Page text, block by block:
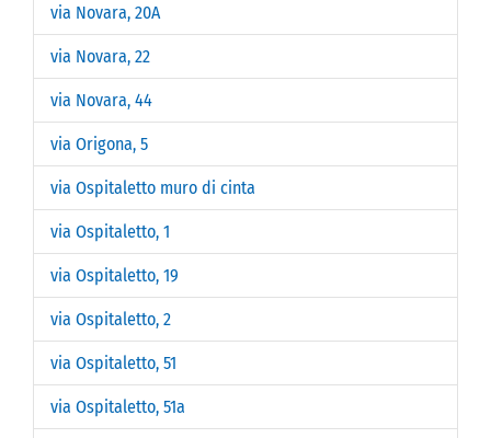
via Novara, 20A
via Novara, 22
via Novara, 44
via Origona, 5
via Ospitaletto muro di cinta
via Ospitaletto, 1
via Ospitaletto, 19
via Ospitaletto, 2
via Ospitaletto, 51
via Ospitaletto, 51a